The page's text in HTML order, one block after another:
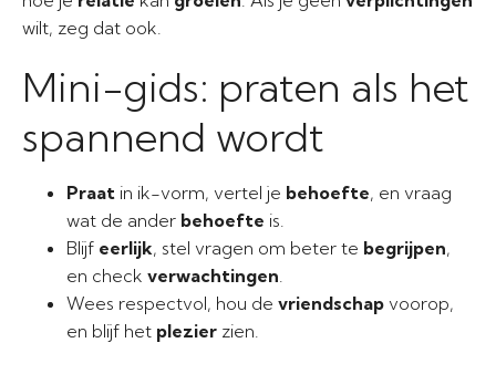
wilt, zeg dat ook.
Mini-gids: praten als het
spannend wordt
Praat in ik-vorm, vertel je behoefte, en vraag
wat de ander behoefte is.
Blijf eerlijk, stel vragen om beter te begrijpen,
en check verwachtingen.
Wees respectvol, hou de vriendschap voorop,
en blijf het plezier zien.